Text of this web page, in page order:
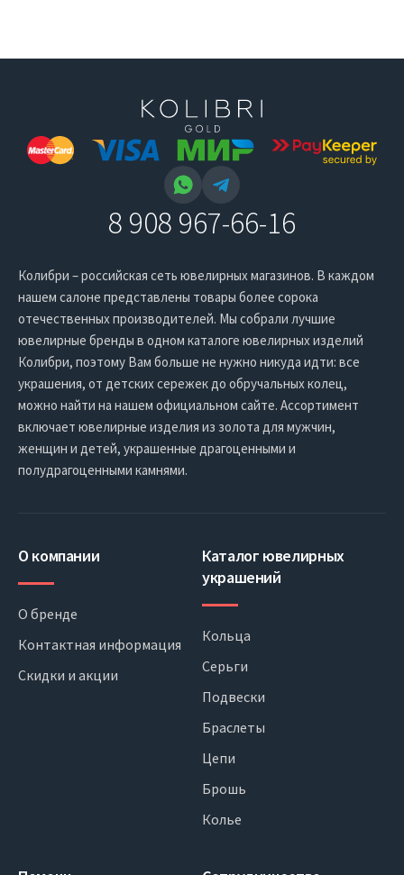
8 908 967-66-16
Колибри – российская сеть ювелирных магазинов. В каждом
нашем салоне представлены товары более сорока
отечественных производителей. Мы собрали лучшие
ювелирные бренды в одном каталоге ювелирных изделий
Колибри, поэтому Вам больше не нужно никуда идти: все
украшения, от детских сережек до обручальных колец,
можно найти на нашем официальном сайте. Ассортимент
включает ювелирные изделия из золота для мужчин,
женщин и детей, украшенные драгоценными и
полудрагоценными камнями.
О компании
О бренде
Контактная информация
Скидки и акции
Каталог ювелирных
украшений
Кольца
Серьги
Подвески
Браслеты
Цепи
Брошь
Колье